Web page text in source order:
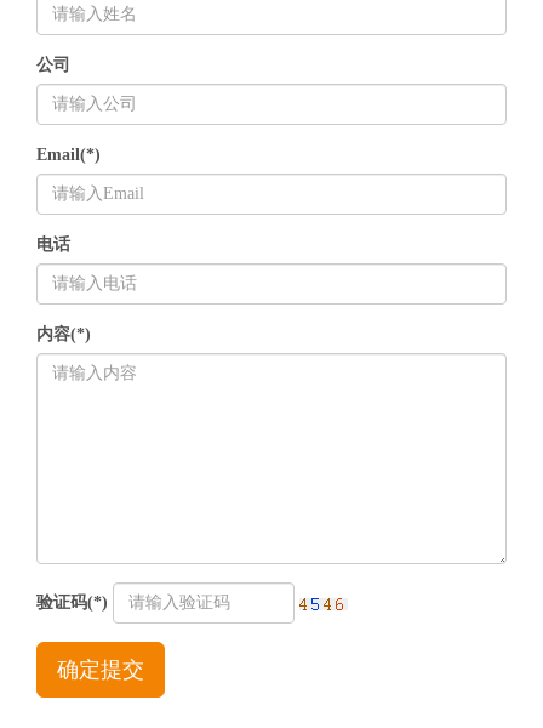
公司
Email(*)
电话
内容(*)
验证码(*)
确定提交